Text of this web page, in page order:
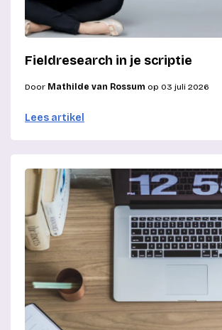
Fieldresearch in je scriptie
Door Mathilde van Rossum op 03 juli 2026
Lees artikel